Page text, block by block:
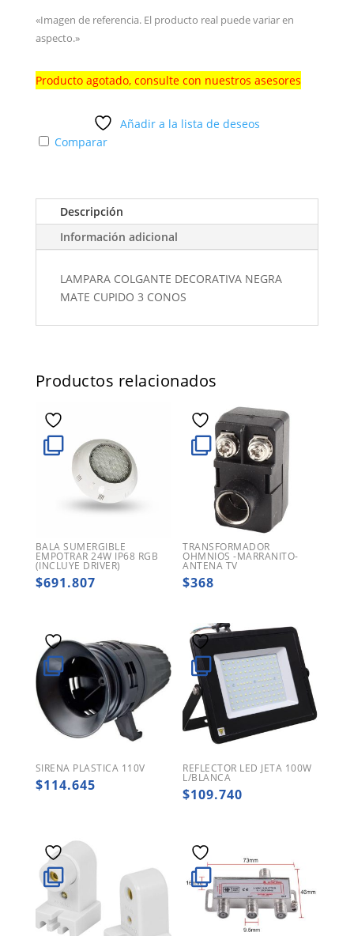
«Imagen de referencia. El producto real puede variar en
aspecto.»
Producto agotado, consulte con nuestros asesores
Añadir a la lista de deseos
Comparar
Descripción
Información adicional
LAMPARA COLGANTE DECORATIVA NEGRA
MATE CUPIDO 3 CONOS
Productos relacionados
BALA SUMERGIBLE
EMPOTRAR 24W IP68 RGB
(INCLUYE DRIVER)
$691.807
TRANSFORMADOR
OHMNIOS -MARRANITO-
ANTENA TV
$368
SIRENA PLASTICA 110V
$114.645
REFLECTOR LED JETA 100W
L/BLANCA
$109.740